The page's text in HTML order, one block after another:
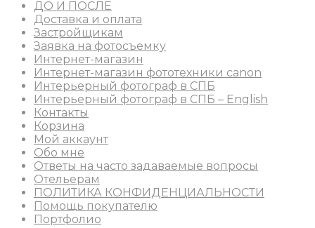
ДО И ПОСЛЕ
Доставка и оплата
Застройщикам
Заявка на фотосъемку
Интернет-магазин
Интернет-магазин фототехники canon
Интерьерный фотограф в СПБ
Интерьерный фотограф в СПБ – English
Контакты
Корзина
Мой аккаунт
Обо мне
Ответы на часто задаваемые вопросы
Отельерам
ПОЛИТИКА КОНФИДЕНЦИАЛЬНОСТИ
Помощь покупателю
Портфолио